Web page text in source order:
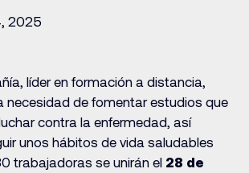
2025
líder en formación a distancia,
necesidad de fomentar estudios que
contra la enfermedad, así
unos hábitos de vida saludables
trabajadoras se unirán el 28 de